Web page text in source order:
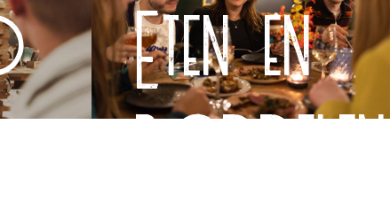
Eten en
borrelen